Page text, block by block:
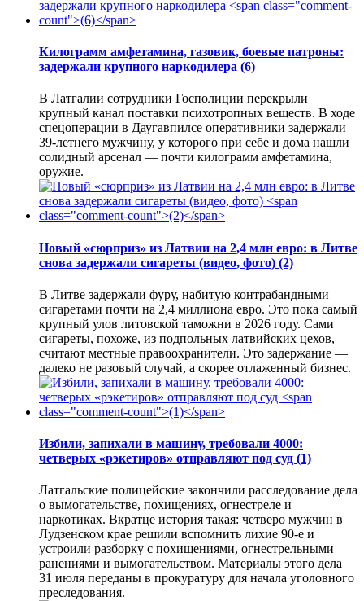
Килограмм амфетамина, газовик, боевые патроны:
задержали крупного наркодилера (6)
В Латгалии сотрудники Госполиции перекрыли
крупный канал поставки психотропных веществ. В ходе
спецоперации в Даугавпилсе оперативники задержали
39-летнего мужчину, у которого при себе и дома нашли
солидный арсенал — почти килограмм амфетамина,
оружие.
Новый «сюрприз» из Латвии на 2,4 млн евро: в Литве
снова задержали сигареты (видео, фото) (2)
В Литве задержали фуру, набитую контрабандными
сигаретами почти на 2,4 миллиона евро. Это пока самый
крупный улов литовской таможни в 2026 году. Сами
сигареты, похоже, из подпольных латвийских цехов, —
считают местные правоохранители. Это задержание —
далеко не разовый случай, а скорее отлаженный бизнес.
Избили, запихали в машину, требовали 4000:
четверых «рэкетиров» отправляют под суд (1)
Латгальские полицейские закончили расследование дела
о вымогательстве, похищениях, огнестреле и
наркотиках. Вкратце история такая: четверо мужчин в
Лудзенском крае решили вспомнить лихие 90-е и
устроили разборку с похищениями, огнестрельными
ранениями и вымогательством. Материалы этого дела
31 июля переданы в прокуратуру для начала уголовного
преследования.